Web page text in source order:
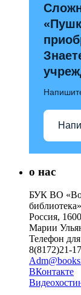
о нас
БУК ВО
библиотека»
Россия,
Марии
Телефон
8(8172)21-
ВКонтакте